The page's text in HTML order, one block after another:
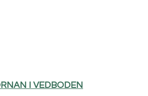
I VEDBODEN